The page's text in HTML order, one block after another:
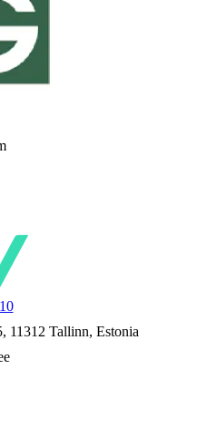
11312 Tallinn, Estonia